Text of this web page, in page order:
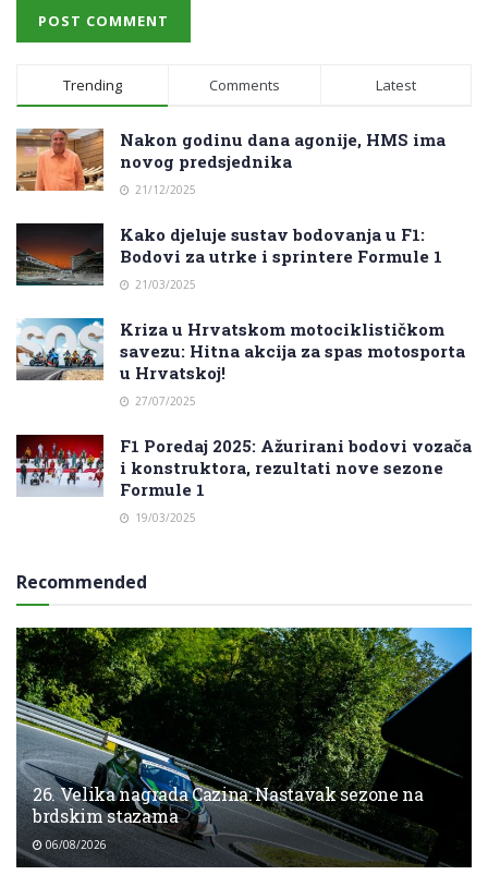
Trending Comments Latest
Nakon godinu dana agonije, HMS ima
novog predsjednika
21/12/2025
Kako djeluje sustav bodovanja u F1:
Bodovi za utrke i sprintere Formule 1
21/03/2025
Kriza u Hrvatskom motociklističkom
savezu: Hitna akcija za spas motosporta
u Hrvatskoj!
27/07/2025
F1 Poredaj 2025: Ažurirani bodovi vozača
i konstruktora, rezultati nove sezone
Formule 1
19/03/2025
Recommended
26. Velika nagrada Cazina: Nastavak sezone na
brdskim stazama
06/08/2026